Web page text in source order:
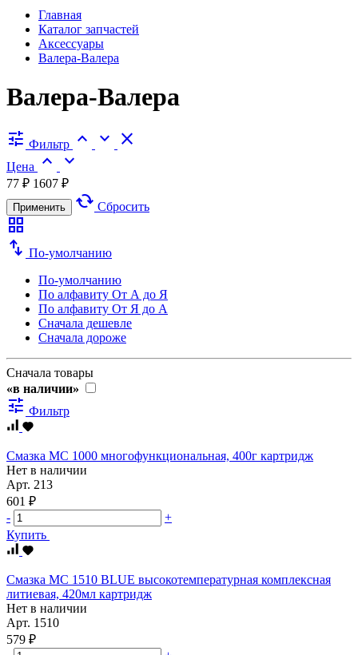
Главная
Каталог запчастей
Аксессуары
Валера-Валера
Валера-Валера
tune Фильтр expand_less expand_more close
Цена expand_less expand_more
77 ₽ 1607 ₽
Применить cached Сбросить
grid_view
swap_vert По-умолчанию
По-умолчанию
По алфавиту От А до Я
По алфавиту От Я до А
Сначала дешевле
Сначала дороже
Сначала товары
«в наличии»
tune Фильтр
Смазка МС 1000 многофункциональная, 400г картридж
Нет в наличии
Арт. 213
601 ₽
-
+
Купить
Смазка МС 1510 BLUE высокотемпературная комплексная
литиевая, 420мл картридж
Нет в наличии
Арт. 1510
579 ₽